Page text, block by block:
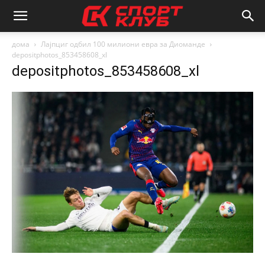
дома
Лајпциг одбил 100 милиони евра за Диоманде
depositphotos_853458608_xl
depositphotos_853458608_xl